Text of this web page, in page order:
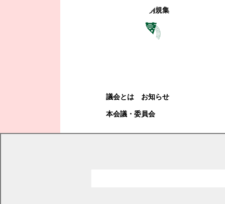
電子掲示場・例規集
議会とは
お知らせ
本会議・委員会